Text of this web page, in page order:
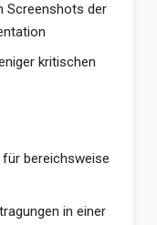
Screenshots der
kritischen
bereichsweise
in einer